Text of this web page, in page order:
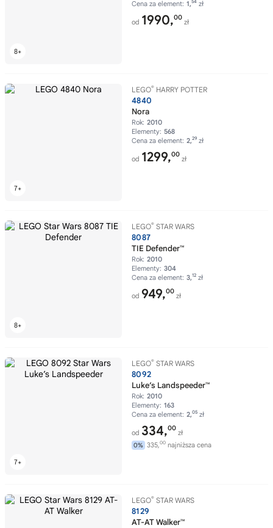
Cena za element: 1,54 zł
od 1990,00
zł
LEGO® HARRY POTTER
4840
Nora
Rok: 2010
Elementy: 568
Cena za element: 2,29 zł
od 1299,00
zł
LEGO® STAR WARS
8087
TIE Defender™
Rok: 2010
Elementy: 304
Cena za element: 3,12 zł
od 949,00
zł
LEGO® STAR WARS
8092
Luke’s Landspeeder™
Rok: 2010
Elementy: 163
Cena za element: 2,05 zł
od 334,00
zł
0% 335,00 najniższa cena
LEGO® STAR WARS
8129
AT-AT Walker™